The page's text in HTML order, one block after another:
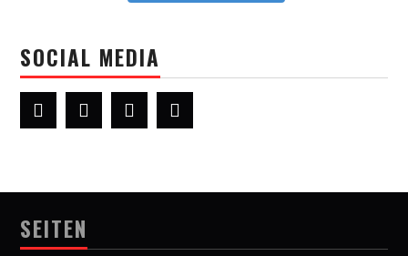
SOCIAL MEDIA
SEITEN